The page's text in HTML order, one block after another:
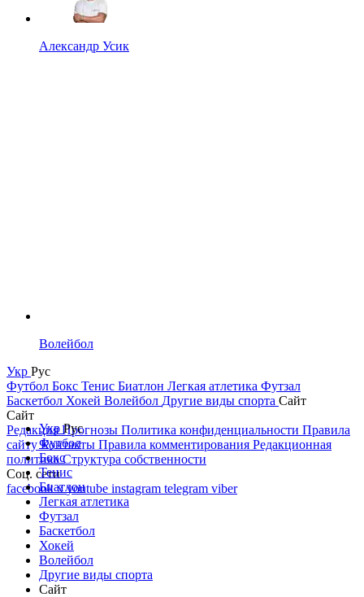
Александр Усик
Волейбол
Укр Рус
Футбол Бокс Тенис Биатлон Легкая атлетика Футзал
Баскетбол Хокей Волейбол Другие виды спорта Сайт
Сайт
РедакцияПрогнозы Политика конфиденциальности Правила
сайтуКонтакты Правила комментирования Редакционная
политикаСтруктура собственности
Соц. сети
facebookxyoutube instagram telegram viber
УкрРус
Футбол
Бокс
Тенис
Биатлон
Легкая атлетика
Футзал
Баскетбол
Хокей
Волейбол
Другие виды спорта
Сайт